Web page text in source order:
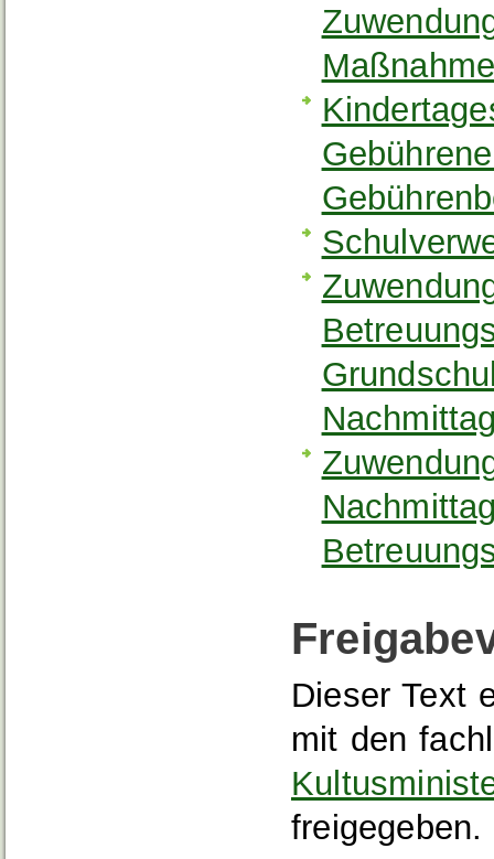
Dieser Text
mit den
freigegeben.